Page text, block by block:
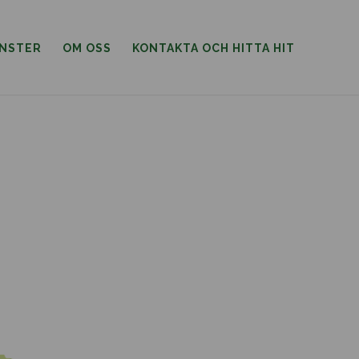
OM OSS KONTAKTA OCH HITTA HIT